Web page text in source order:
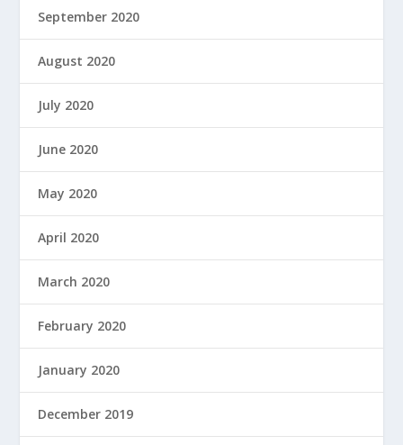
September 2020
August 2020
July 2020
June 2020
May 2020
April 2020
March 2020
February 2020
January 2020
December 2019